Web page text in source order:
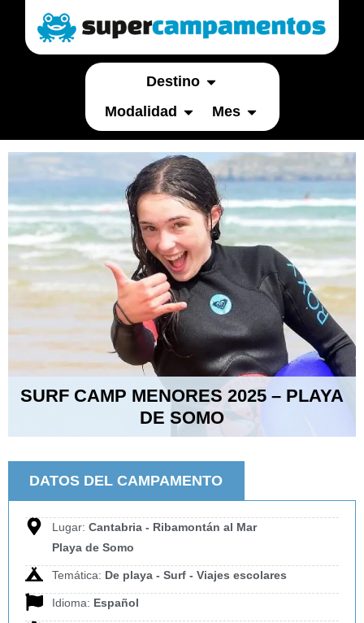
Destino
Modalidad
Mes
SURF CAMP MENORES 2025 – PLAYA
DE SOMO
DATOS DEL CAMPAMENTO
Lugar: Cantabria - Ribamontán al Mar
Playa de Somo
Temática: De playa - Surf - Viajes escolares
Idioma: Español